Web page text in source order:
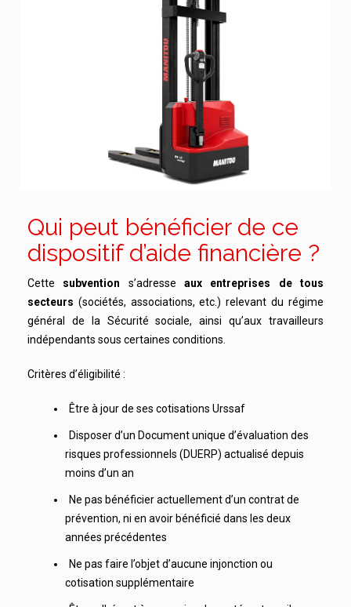
Qui peut bénéficier de ce
dispositif d’aide financière ?
Cette subvention s’adresseaux entreprises de tous
secteurs (sociétés, associations, etc.) relevant du régime
général de la Sécurité sociale, ainsi qu’aux travailleurs
indépendants sous certaines conditions.
Critères d’éligibilité :
Être à jour de ses cotisations Urssaf
Disposer d’un Document unique d’évaluation des
risques professionnels (DUERP) actualisé depuis
moins d’un an
Ne pas bénéficier actuellement d’un contrat de
prévention, ni en avoir bénéficié dans les deux
années précédentes
Ne pas faire l’objet d’aucune injonction ou
cotisation supplémentaire